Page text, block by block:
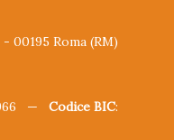
00195 Roma (RM)
966 — Codice BIC: